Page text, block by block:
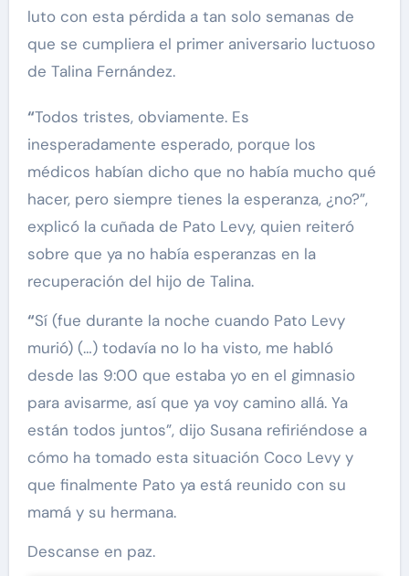
luto con esta pérdida a tan solo semanas de
que se cumpliera el primer aniversario luctuoso
de Talina Fernández.
“Todos tristes, obviamente. Es
inesperadamente esperado, porque los
médicos habían dicho que no había mucho qué
hacer, pero siempre tienes la esperanza, ¿no?”,
explicó la cuñada de Pato Levy, quien reiteró
sobre que ya no había esperanzas en la
recuperación del hijo de Talina.
“Sí (fue durante la noche cuando Pato Levy
murió) (…) todavía no lo ha visto, me habló
desde las 9:00 que estaba yo en el gimnasio
para avisarme, así que ya voy camino allá. Ya
están todos juntos”, dijo Susana refiriéndose a
cómo ha tomado esta situación Coco Levy y
que finalmente Pato ya está reunido con su
mamá y su hermana.
Descanse en paz.